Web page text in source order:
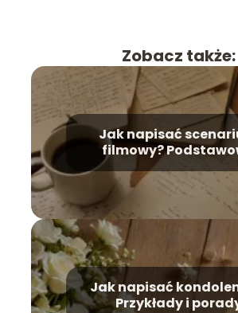
Zobacz także:
Jak napisać
filmowy?
zasady
Jak napisać
Przykłady i